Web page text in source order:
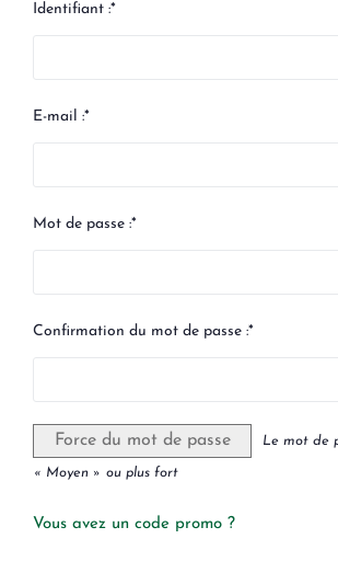
Identifiant :*
E-mail :*
Mot de passe :*
Confirmation du mot de passe :*
Force du mot de passe Le mot de
« Moyen » ou plus fort
Vous avez un code promo ?